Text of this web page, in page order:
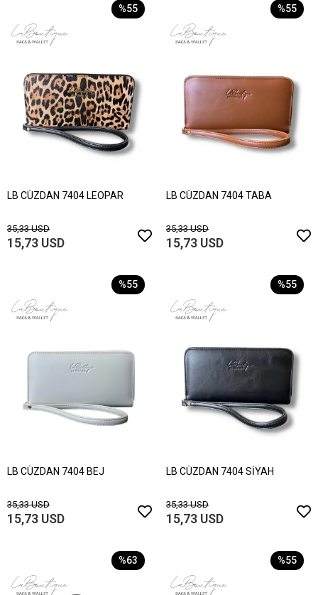
%55
LB CÜZDAN 7404 LEOPAR
35,33 USD
15,73 USD
%55
LB CÜZDAN 7404 TABA
35,33 USD
15,73 USD
%55
LB CÜZDAN 7404 BEJ
35,33 USD
15,73 USD
%55
LB CÜZDAN 7404 SİYAH
35,33 USD
15,73 USD
%63 %55